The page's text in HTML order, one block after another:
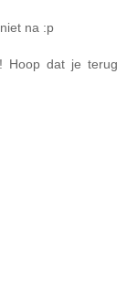
na :p
Hoop dat je terug